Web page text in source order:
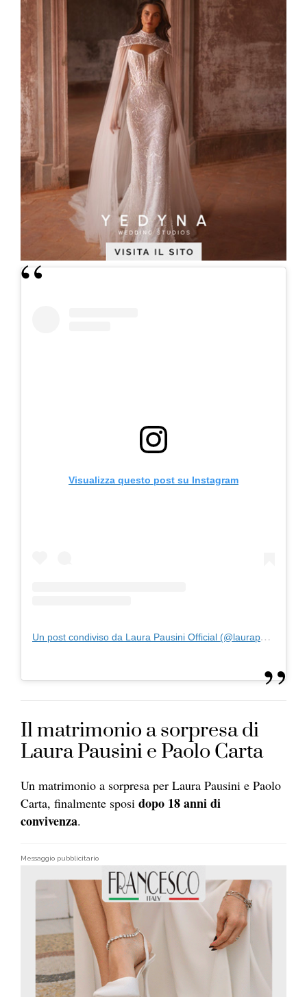
Visualizza questo post su Instagram
Un post condiviso da Laura Pausini Official (@laurapausini)
Il matrimonio a sorpresa di
Laura Pausini e Paolo Carta
Un matrimonio a sorpresa per Laura Pausini e Paolo
Carta, finalmente sposi dopo 18 anni di
convivenza.
Messaggio pubblicitario